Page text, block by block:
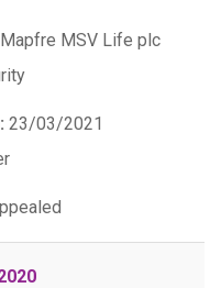
Mapfre MSV Life plc
23/03/2021